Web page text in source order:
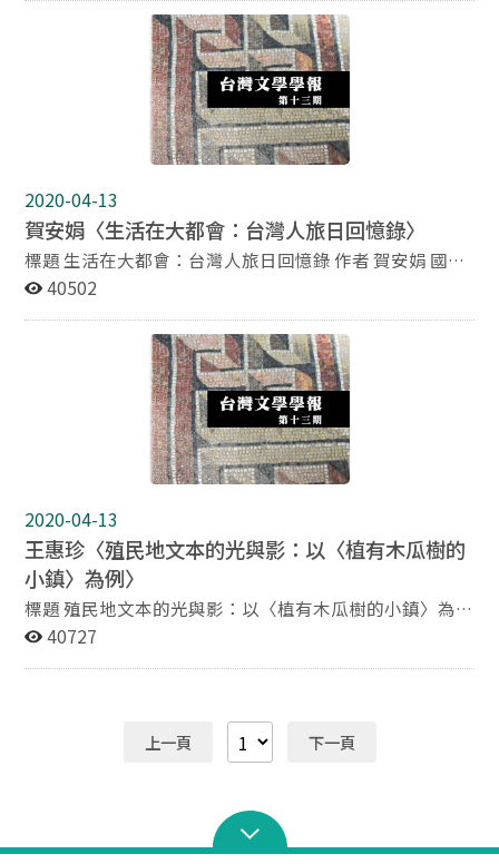
基振、吳新榮個人的日記（三人在海外、五人在台灣），
分成八月十五日當天，以及其前、後做為探討八月這個
月，面對日本的投降，台灣人如何反應。過去官方的記載
總是說，對於戰後重回祖國懷抱，台灣人滿心歡喜，實則
經由這八位記主的日記可以了解，台灣人的感情相當複
雜，既不能無視於日本的敗，也還難以正視中國的勝，但
至少有戰爭結束的歡喜，及對未來的不安。 日記是個人連
看出個人不同的心情，但同時也可以由不同人的日記建構
出一個共同的終戰之歷史記憶。
2020-04-13
賀安娟〈生活在大都會：台灣人旅日回憶錄〉
標題 生活在大都會：台灣人旅日回憶錄 作者 賀安娟 國立
台灣師範大學台灣文化及語言文學研究所副教授 摘要 本
探討所謂「成為日本人」此一概念。對於習於以傳統中國
心態與行事邏輯的台灣留日學生而言，日本化帶來許多新
奇的經驗。那些文化價值被台灣留日學生視為優越而近代
的表徵，而他們在日本境內又如何對應這些價值？本文指
出這些近代性的行事方式並非全然出自日本傳統，而是由
日本與周邊區域和國際世界多方互動所致。藉此，來說明
某些台灣留日學生藉以發現並挑戰其認同的那些共通感的
話。張深切、楊肇嘉、杜聰明、陳逸松之回憶錄是本文著
力所在。
40502
2020-04-13
王惠珍〈殖民地文本的光與影：以〈植有木瓜樹的
小鎮〉為例〉
標題 殖民地文本的光與影：以〈植有木瓜樹的小鎮〉為例
作者 王惠珍 國立清華大學台灣文學研究所助理教授 摘要
品，關注文本接受的歷史性，考察接受者和接受活動的歷
史環境與歷史條件，梳理出戰前〈植〉在中央文壇和殖民
小鎮〉的方式，亦因讀者個人的思想背景和預期理解的差
異，而產生迥異的閱讀詮釋結果。因此，本文首先介紹
40727
上一頁 下一頁